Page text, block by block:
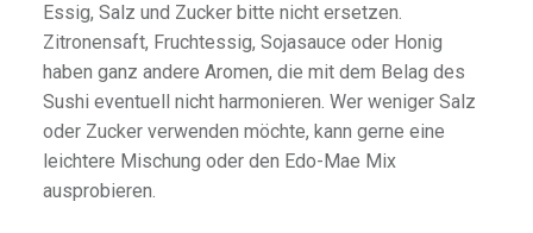
Essig, Salz und Zucker bitte nicht ersetzen.
Zitronensaft, Fruchtessig, Sojasauce oder Honig
haben ganz andere Aromen, die mit dem Belag des
Sushi eventuell nicht harmonieren. Wer weniger Salz
oder Zucker verwenden möchte, kann gerne eine
leichtere Mischung oder den Edo-Mae Mix
ausprobieren.